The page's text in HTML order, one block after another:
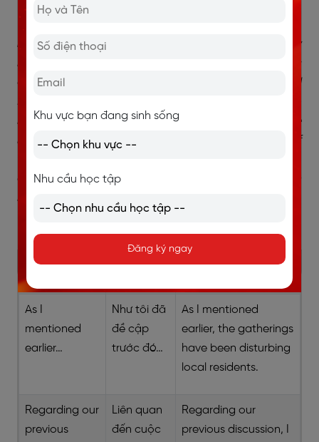
found it difficult to rest in the early evening.
Body 3 (Suggestions):
To address this, may I kindly
request that the playground be closed to the public
after 5:30 p.m., with clear “No Loitering after School
Hours” notices at the entrances? It may also help to
install additional bins by the main gate and to arrange
brief staff patrols twice a week for the next month. If
about respectful use of the area would likely make an
immediate difference.
Từ vựng Dịch nghĩa Ví dụ
As I
mentioned
earlier…
Như tôi đã
đề cập
trước đó…
As I mentioned
earlier, the gatherings
have been disturbing
local residents.
Regarding our
previous
Liên quan
đến cuộc
Regarding our
previous discussion, I
Khu vực bạn đang sinh sống
Nhu cầu học tập
Đăng ký ngay